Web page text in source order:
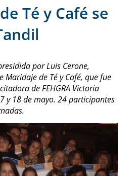
Té y Café se
por Luis Cerone,
Maridaje de Té y Café, que fue
de FEHGRA Victoria
y 18 de mayo. 24 participantes